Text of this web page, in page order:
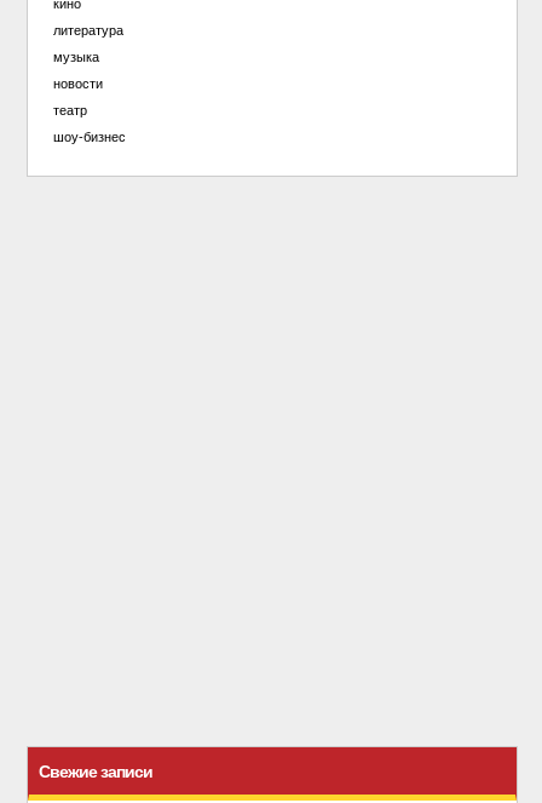
кино
литература
музыка
новости
театр
шоу-бизнес
Свежие записи